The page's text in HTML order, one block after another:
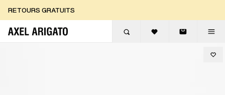
RETOURS GRATUITS
LIVRAISON EXPRESS GRATUITE